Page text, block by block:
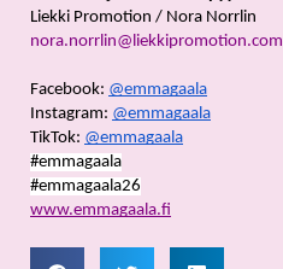
Liekki Promotion / Nora Norrlin
nora.norrlin@liekkipromotion.com
Facebook: @emmagaala
Instagram: @emmagaala
TikTok: @emmagaala
#emmagaala
#emmagaala26
www.emmagaala.fi